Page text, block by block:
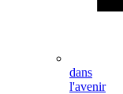
dans
l'avenir